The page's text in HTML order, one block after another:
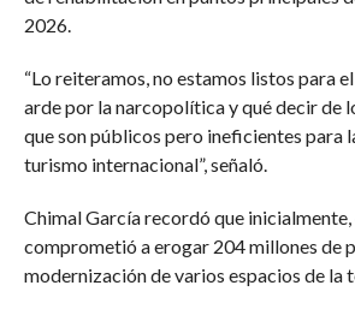
2026.
“Lo reiteramos, no estamos listos para
arde por la narcopolítica y qué decir de
que son públicos pero ineficientes para
turismo internacional”, señaló.
Chimal García recordó que
comprometió a erogar 204 millones de
modernización de varios espacios de la